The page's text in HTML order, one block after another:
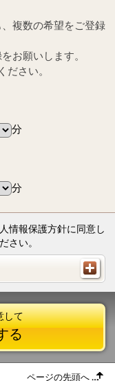
複数の希望をご登録
お願いします。
さい。
分
分
情報保護方針に同意し
さい。
して
る
ページの先頭へ